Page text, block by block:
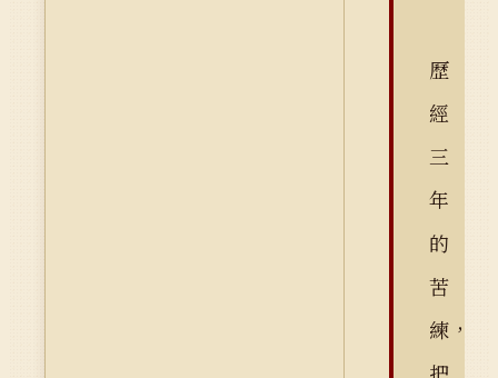
歷
經
三
年
的
苦
練，